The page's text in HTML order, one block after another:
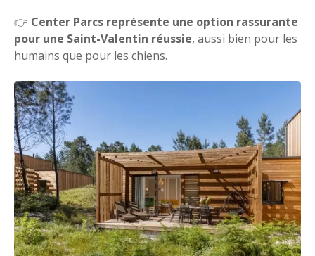
👉 Center Parcs représente une option rassurante
pour une Saint-Valentin réussie, aussi bien pour les
humains que pour les chiens.